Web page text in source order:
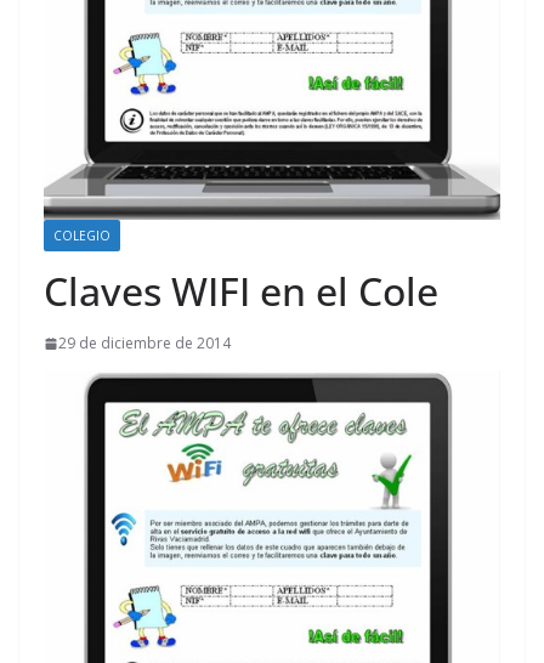
COLEGIO
Claves WIFI en el Cole
29 de diciembre de 2014